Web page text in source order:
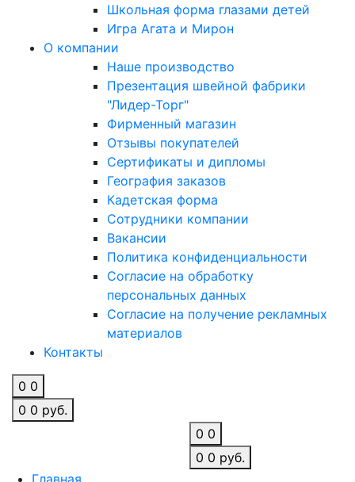
Школьная форма глазами детей
Игра Агата и Мирон
О компании
Наше производство
Презентация швейной фабрики
"Лидер-Торг"
Фирменный магазин
Отзывы покупателей
Сертификаты и дипломы
География заказов
Кадетская форма
Сотрудники компании
Вакансии
Политика конфиденциальности
Согласие на обработку
персональных данных
Согласие на получение рекламных
материалов
Контакты
0 0
0 0 руб.
0 0
0 0 руб.
Главная